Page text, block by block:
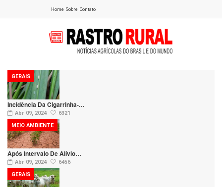
Home Sobre Contato
Incidência Da Cigarrinha-…
Abr 09, 2024 6321
GERAIS
Após Intervalo De Alívio…
Abr 09, 2024 6456
MEIO AMBIENTE
GERAIS